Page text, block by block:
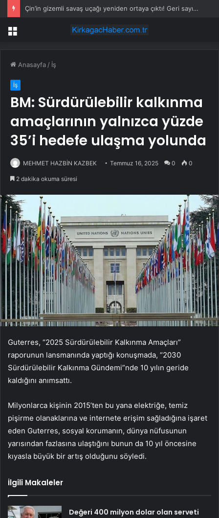
Çin’in gizemli savaş uçağı yeniden ortaya çıktı! Geri sayım başladı
Menü
Anasayfa / İş
İş
BM: Sürdürülebilir kalkınma
amaçlarının yalnızca yüzde
35’i hedefe ulaşma yolunda
MEHMET HAZBİN KAZBEK Temmuz 16, 2025 0 0
2 dakika okuma süresi
Guterres, “2025 Sürdürülebilir Kalkınma Amaçları”
raporunun lansmanında yaptığı konuşmada, “2030
Sürdürülebilir Kalkınma Gündemi”nde 10 yılın geride
kaldığını anımsattı.
Milyonlarca kişinin 2015’ten bu yana elektriğe, temiz
pişirme olanaklarına ve internete erişim sağladığına işaret
eden Guterres, sosyal korumanın, dünya nüfusunun
yarısından fazlasına ulaştığını bunun da 10 yıl öncesine
kıyasla büyük bir artış olduğunu söyledi.
İlgili Makaleler
Değeri 400 milyon dolar olan serveti